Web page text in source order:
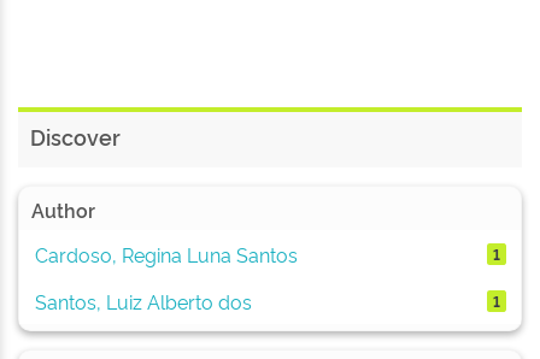
Discover
Author
Cardoso, Regina Luna Santos
1
Santos, Luiz Alberto dos 1